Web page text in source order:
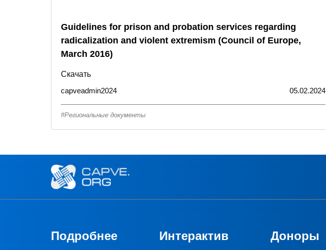
Guidelines for prison and probation services regarding
radicalization and violent extremism (Council of Europe,
March 2016)
Скачать
capveadmin2024
05.02.2024
Региональные документы
Подробнее Интерактив Доноры